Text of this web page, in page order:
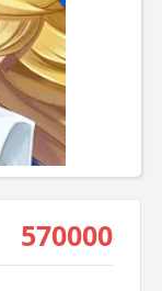
570000